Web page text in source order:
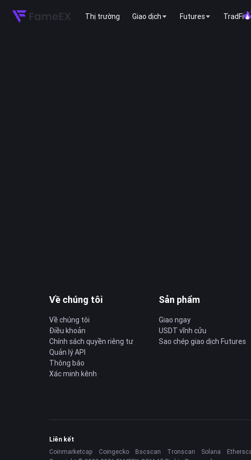
Thị trường Giao dịch Futures TradFi
Về chúng tôi
Về chúng tôi
Điều khoản
Chính sách quyền riêng tư
Quản lý API
Thông báo
Xác minh kênh
Sản phẩm
Giao ngay
USDT vĩnh cửu
Sao chép giao dịch Futures
Liên kết
Coinmarketcap
Coingecko Bscscan Tronscan Solana